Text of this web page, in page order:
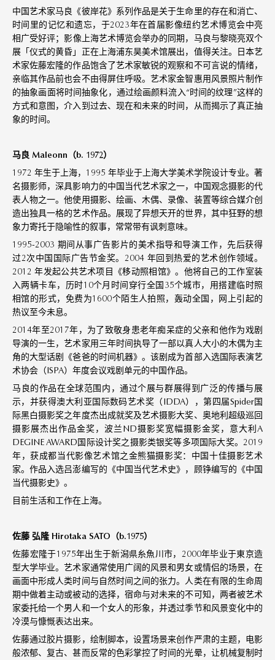
中国艺术家马良《彼岸花》系列作品是关于生命里的存在和消亡、
时间里的记忆和遗忘，于2023年在首届影像纽约艺术博览会中亮
相广受好评；影像上海艺术博览会举办的同期，马良与黎晓亮双个
展「仪式的黄昏」正在上海浦东昊美术馆展出，值得关注。日本艺
术家佐藤宏隆的作品饱含了艺术家敏锐的观察和不可言说的情绪，
亲临其作品前也会不由得屏住呼吸。艺术家金智惠用风景照片制作
的抽象画面将时间抽象化，通过绘画颜料流入“时间的纹理”这样的
方式和意图，介入到过去、现在和未来的时间，从而揭示了真正抽
象的时间。
马良 Maleonn（b. 1972）
1972 年生于上海，1995 年毕业于上海大学美术学院设计专业。著
名摄影师，深具影响力的中国当代艺术家之一，中国观念摄影的代
表人物之一。他使用摄影、绘画、木偶、录像、装置等综合媒介创
造出独具一格的艺术作品。展现了异想天开的世界，其中狂野的想
象力寄托于隐喻性的叙事，常常带有讽刺意味。
1995-2003 期间从事广告影片的美术指导和导演工作，先后获得
过2次中国国际广告节金奖。2004 年回到热爱的艺术创作领域。
2012 年发起公共艺术项目《移动照相馆》。他将自己的工作室装
入两辆卡车，历时10个月时间穿行全国35个城市，用搭建临时照
相馆的形式，免费为1600个陌生人拍照，轰动全国，网上引起的
热议至今未息。
2014年至2017年，为了致敬身患老年痴呆症的父亲和他作为戏剧
导演的一生，艺术家用三年时间执导了一部以真人大小的木偶为主
角的大型话剧《爸爸的时间机器》。该剧成为首部入选国际表演艺
术协会（ISPA）年度会议戏剧单元的中国作品。
马良的作品在全球范围内，通过个展与群展得到广泛的传播与展
示，并获得澳大利亚国际数码艺术奖（IDDA），第四届Spider国
际黑白摄影奖之年度杰出成就奖及艺术摄影大奖、奥地利超级巡回
摄影展杰出作品金奖，波兰ND摄影奖宽幅摄影金奖，意大利A
DEGINE AWARD国际设计奖之摄影类银奖等多项国际大奖。2019
年，获成都当代影像艺术馆之金熊猫摄影奖：中国十佳摄影艺术
家。作品入选吕澎编写的《中国当代艺术史》，顾铮编写的《中国
当代摄影史》。
目前生活和工作在上海。
佐藤 弘隆 Hirotaka SATO（b.1975）
佐藤宏隆于1975年出生于新潟県糸魚川市，2000年毕业于東京造
型大学毕业。艺术家通常使用广阔的风景和男女或情侣的场景，在
画面中形成人类时间与自然时间之间的张力。人类在有限的生命周
期中做着主动或被动的选择，宿命与对未来的不可知，两者被艺术
家委托给一个男人和一个女人的形象，并透过季节和风景变化中的
冷漠与慷慨表达出来。
佐藤通过胶片摄影，绘制脚本，设置场景来创作严肃的主题，电影
般浓郁、复古、甚而反常的色彩掌控了时间的光晕，让机械复制时